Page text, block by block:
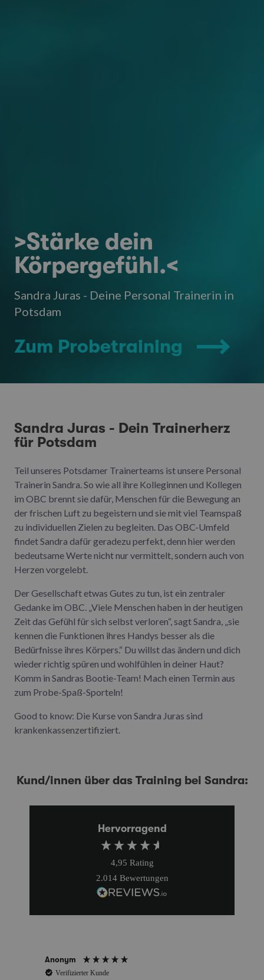
>Stärke dein
Körpergefühl.<
Sandra Juras - Deine Personal Trainerin in
Potsdam
Zum Probetraining
Sandra Juras - Dein Trainerherz
für Potsdam
Teil unseres Potsdamer Trainerteams ist unsere Personal
Trainerin Sandra. So wie all ihre Kolleginnen und Kollegen
im OBC brennt sie dafür, Menschen für die Bewegung an
der frischen Luft zu begeistern und sie mit viel Teamspaß
zu individuellen Zielen zu begleiten. Das OBC-Umfeld
findet Sandra dafür geradezu perfekt, denn hier werden
bedeutsame Werte nicht nur vermittelt, sondern auch von
Herzen vorgelebt.
Der Gesellschaft etwas Gutes zu tun, ist ein zentraler
Gedanke im OBC. „Viele Menschen haben in der heutigen
Zeit das Gefühl für sich selbst verloren“, sagt Sandra, „sie
kennen die Funktionen ihres Handys besser als die
Bedürfnisse ihres Körpers.“ Du willst das ändern und dich
wieder richtig spüren und wohlfühlen in deiner Haut?
Komm in Sandras Bootie-Team! Mach einen Termin aus
zum Probe-Spaß-Sporteln!
Good to know: Die Kurse von Sandra Juras sind
krankenkassenzertifiziert.
Kund/innen über das Training bei Sandra:
Hervorragend
4,95 Rating
2.014 Bewertungen
Anonym
Verifizierter Kunde